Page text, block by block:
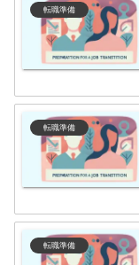
転職準備
転職準備
転職準備